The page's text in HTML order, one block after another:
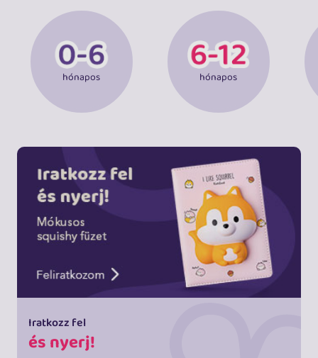
hónapos hónapos
Iratkozz fel
és nyerj!